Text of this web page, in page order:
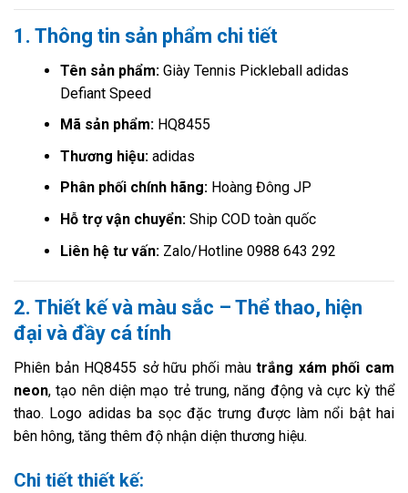
1. Thông tin sản phẩm chi tiết
Tên sản phẩm:Giày Tennis Pickleball adidas
Defiant Speed
Mã sản phẩm:HQ8455
Thương hiệu:adidas
Phân phối chính hãng:Hoàng Đông JP
Hỗ trợ vận chuyển:Ship COD toàn quốc
Liên hệ tư vấn:Zalo/Hotline 0988 643 292
2. Thiết kế và màu sắc – Thể thao, hiện
đại và đầy cá tính
Phiên bản HQ8455 sở hữu phối màutrắng xám phối cam
neon, tạo nên diện mạo trẻ trung, năng động và cực kỳ thể
thao. Logo adidas ba sọc đặc trưng được làm nổi bật hai
bên hông, tăng thêm độ nhận diện thương hiệu.
Chi tiết thiết kế: